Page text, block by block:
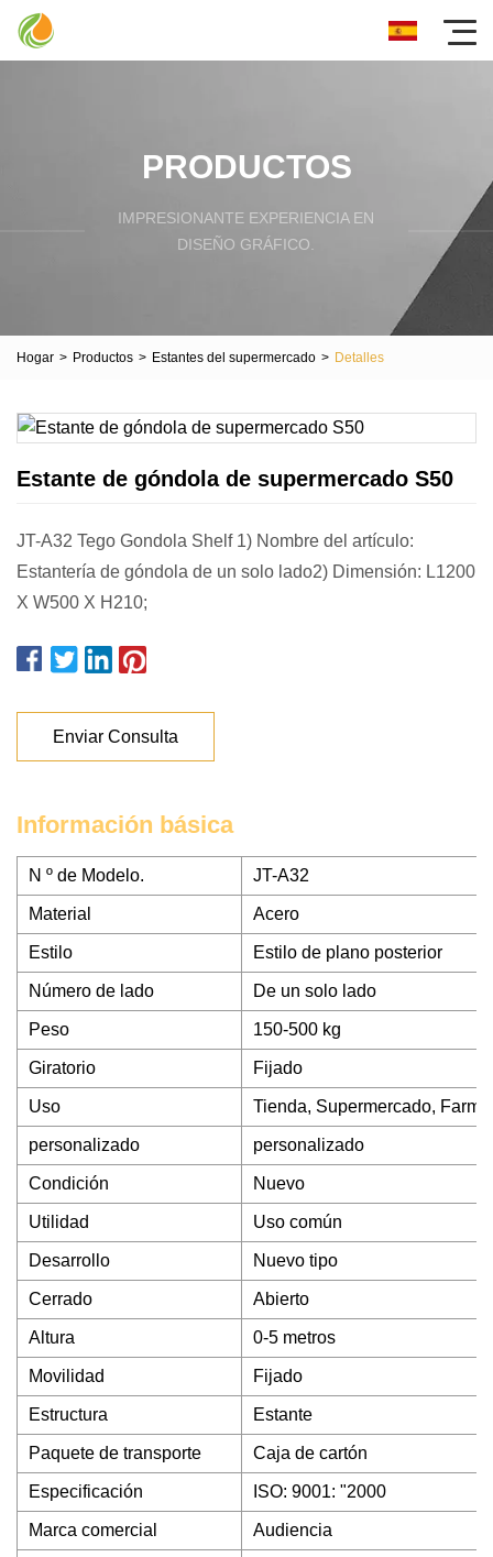
PRODUCTOS
IMPRESIONANTE EXPERIENCIA EN
DISEÑO GRÁFICO.
Hogar > Productos > Estantes del supermercado > Detalles
Estante de góndola de supermercado S50
JT-A32 Tego Gondola Shelf 1) Nombre del artículo:
Estantería de góndola de un solo lado2) Dimensión: L1200
X W500 X H210;
Enviar Consulta
Información básica
N º de Modelo. JT-A32
Material Acero
Estilo Estilo de plano posterior
Número de lado De un solo lado
Peso 150-500 kg
Giratorio Fijado
Uso Tienda, Supermercado,
personalizado personalizado
Condición Nuevo
Utilidad Uso común
Desarrollo Nuevo tipo
Cerrado Abierto
Altura 0-5 metros
Movilidad Fijado
Estructura Estante
Paquete de transporte Caja de cartón
Especificación ISO: 9001: "2000
Marca comercial Audiencia